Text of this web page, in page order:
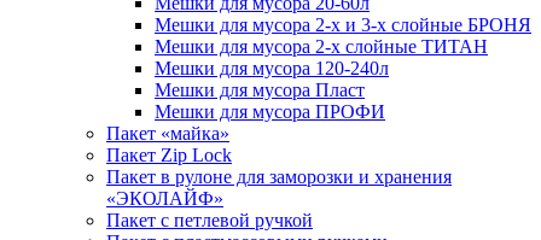
Мешки для мусора 2-х и 3-х слойные БРОНЯ
Мешки для мусора 2-х слойные ТИТАН
Мешки для мусора 120-240л
Мешки для мусора Пласт
Мешки для мусора ПРОФИ
Пакет «майка»
Пакет Zip Lock
Пакет в рулоне для заморозки и хранения
«ЭКОЛАЙФ»
Пакет с петлевой ручкой